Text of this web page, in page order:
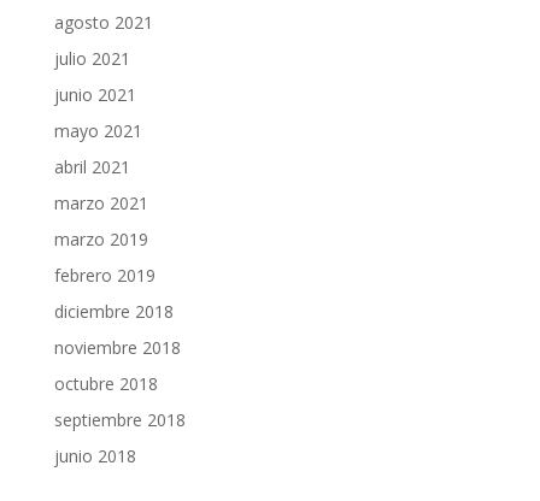
agosto 2021
julio 2021
junio 2021
mayo 2021
abril 2021
marzo 2021
marzo 2019
febrero 2019
diciembre 2018
noviembre 2018
octubre 2018
septiembre 2018
junio 2018